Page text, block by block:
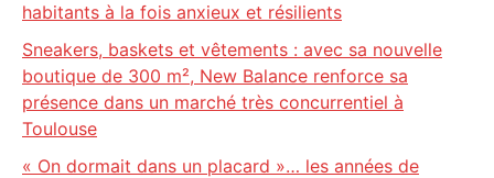
habitants à la fois anxieux et résilients
Sneakers, baskets et vêtements : avec sa nouvelle
boutique de 300 m², New Balance renforce sa
présence dans un marché très concurrentiel à
Toulouse
« On dormait dans un placard »… les années de